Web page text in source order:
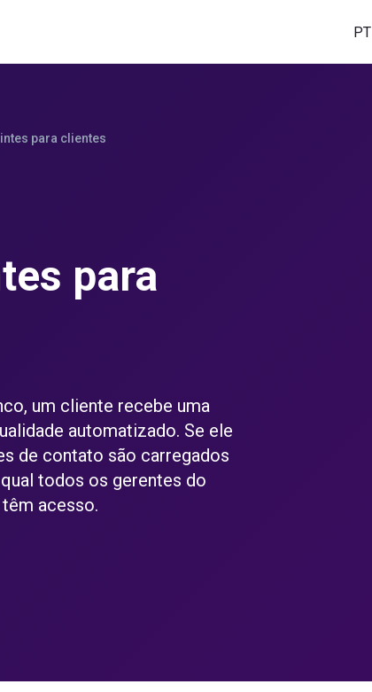
PT
para clientes
para
um cliente recebe uma
automatizado. Se ele
de contato são carregados
todos os gerentes do
acesso.